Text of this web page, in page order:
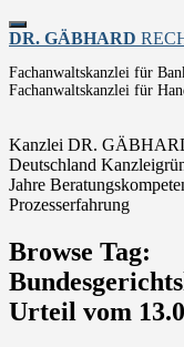
Toggle
navigation
DR. GÄBHARD
Fachanwaltskanzlei für
Fachanwaltskanzlei für
Kanzlei DR.
Deutschland
Jahre
Prozesserfahrung
Browse Tag:
Urteil vom